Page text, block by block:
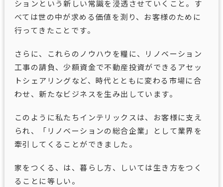
ションという新しい常識を浸透させていくこと。す
べては世の中が求める価値を測り、お客様のために
行ってきたことです。
さらに、これらのノウハウを糧に、リノベーション
工事の請負、少額資金で不動産投資ができるアセッ
トシェアリングなど、時代とともに変わる市場に合
わせ、新たなビジネスを生み出しています。
このように私たちインテリックスは、お客様に支え
られ、「リノベーションの総合企業」として業界を
牽引してくることができました。
家をつくる、は、暮らし方、しいては生き方をつく
ることに等しい。